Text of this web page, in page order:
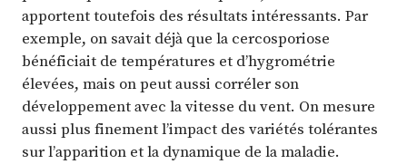
apportent toutefois des résultats intéressants. Par
exemple, on savait déjà que la cercosporiose
bénéficiait de températures et d’hygrométrie
élevées, mais on peut aussi corréler son
développement avec la vitesse du vent. On mesure
aussi plus finement l’impact des variétés tolérantes
sur l’apparition et la dynamique de la maladie.